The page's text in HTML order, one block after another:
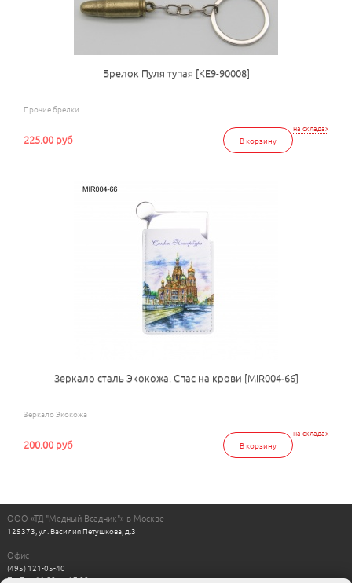
Брелок Пуля тупая [КЕ9-90008]
Прочие брелки
на складах
В корзину
225.00 руб
Зеркало сталь Экокожа. Спас на крови [MIR004-66]
Зеркало Экокожа
на складах
В корзину
200.00 руб
ООО «ТД "Медный Всадник"» в Москве
125373, ул. Василия Петушкова, д.3
Офис
(495) 121-05-40
Пн-Пт с 11:00 до 17:00